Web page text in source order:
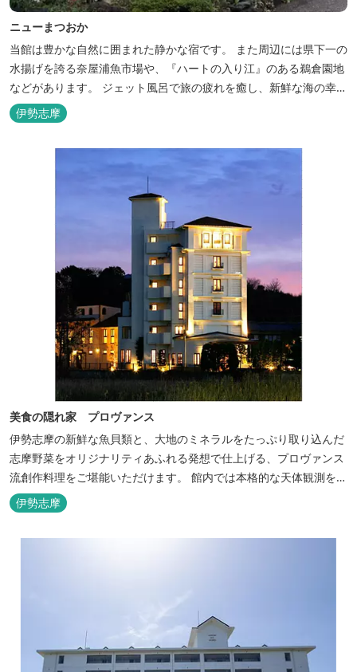
ニューまつおか
当館は豊かな自然に囲まれた静かな宿です。 また周辺には県下一の
水揚げを誇る奈屋浦魚市場や、『ハートの入り江』のある鵜倉園地
などがあります。 ジェット風呂で旅の疲れを癒し、新鮮な海の幸を
どうぞお楽しみください。 ゆったりと・・のんびりと・・くつろぎ
の時間がここにあります。
伊勢志摩
美食の隠れ家 プロヴァンス
伊勢志摩の新鮮な魚貝類と、大地のミネラルをたっぷり取り込んだ
志摩野菜をオリジナリティあふれる発想で仕上げる、プロヴァンス
流創作料理をご堪能いただけます。 館内では本格的な天体観測を日
数限定で開催。伊勢志摩の美しい星空を星空コンシェルジュがご案
内いたします。
伊勢志摩